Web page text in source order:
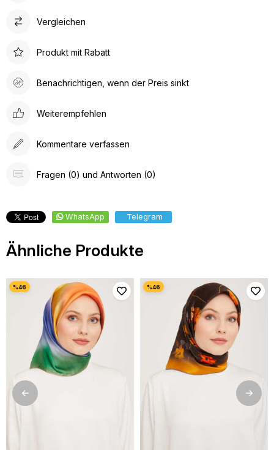
Vergleichen
Produkt mit Rabatt
Benachrichtigen, wenn der Preis sinkt
Weiterempfehlen
Kommentare verfassen
Fragen (0) und Antworten (0)
WhatsApp Telegram
Ähnliche Produkte